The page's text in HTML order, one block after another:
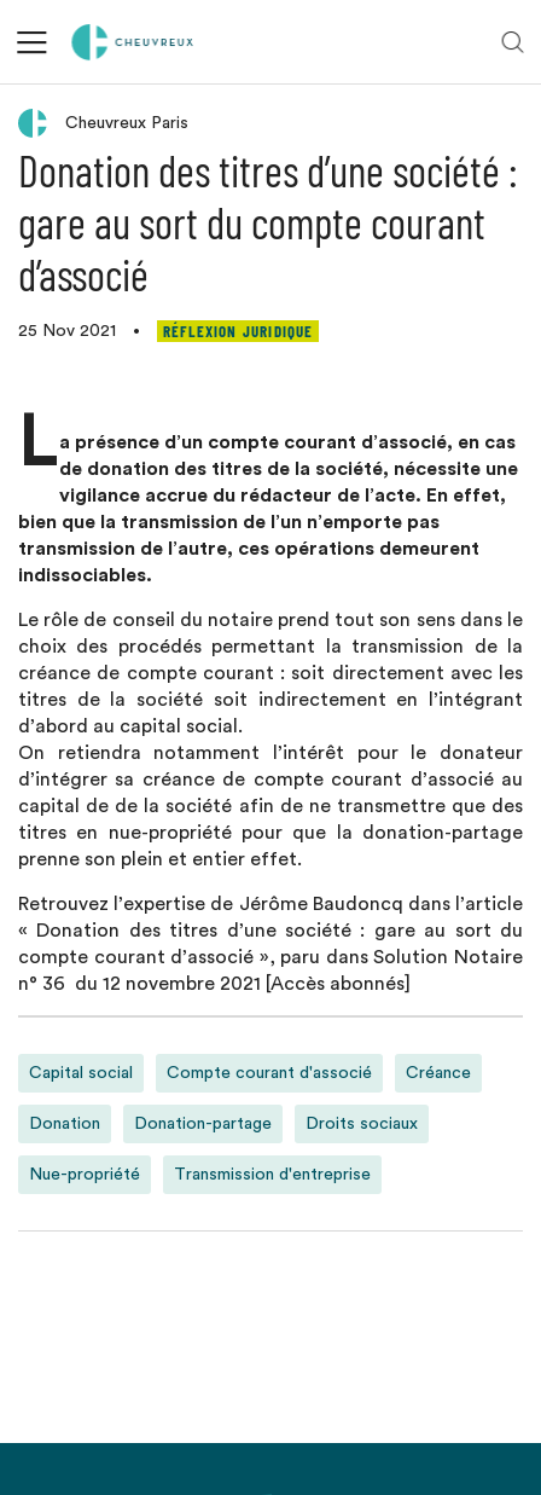
Retour aux actualités
Cheuvreux Paris
Donation des titres d’une société :
gare au sort du compte courant
d’associé
25 Nov 2021 • RÉFLEXION JURIDIQUE
La présence d’un compte courant d’associé, en cas
de donation des titres de la société, nécessite une
vigilance accrue du rédacteur de l’acte. En effet,
bien que la transmission de l’un n’emporte pas
transmission de l’autre, ces opérations demeurent
indissociables.
Le rôle de conseil du notaire prend tout son sens dans le
choix des procédés permettant la transmission de la
créance de compte courant : soit directement avec les
titres de la société soit indirectement en l’intégrant
d’abord au capital social.
On retiendra notamment l’intérêt pour le donateur
d’intégrer sa créance de compte courant d’associé au
capital de de la société afin de ne transmettre que des
titres en nue-propriété pour que la donation-partage
prenne son plein et entier effet.
Retrouvez l’expertise de Jérôme Baudoncq dans l’article
« Donation des titres d’une société : gare au sort du
compte courant d’associé », paru dans Solution Notaire
n° 36 du 12 novembre 2021 [Accès abonnés]
Capital social Compte courant d'associé Créance
Donation Donation-partage Droits sociaux
Nue-propriété Transmission d'entreprise